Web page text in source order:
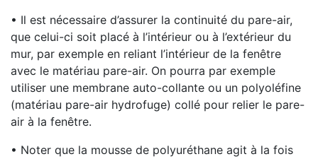
• Il est nécessaire d’assurer la continuité du pare-air,
que celui-ci soit placé à l’intérieur ou à l’extérieur du
mur, par exemple en reliant l’intérieur de la fenêtre
avec le matériau pare-air. On pourra par exemple
utiliser une membrane auto-collante ou un polyoléfine
(matériau pare-air hydrofuge) collé pour relier le pare-
air à la fenêtre.
• Noter que la mousse de polyuréthane agit à la fois